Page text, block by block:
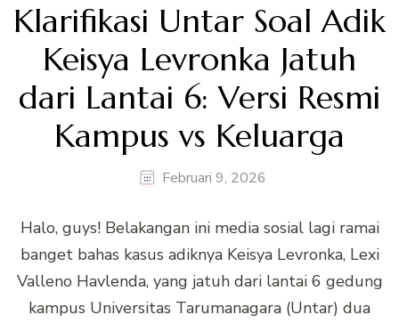
Klarifikasi Untar Soal Adik
Keisya Levronka Jatuh
dari Lantai 6: Versi Resmi
Kampus vs Keluarga
Februari 9, 2026
Halo, guys! Belakangan ini media sosial lagi ramai
banget bahas kasus adiknya Keisya Levronka, Lexi
Valleno Havlenda, yang jatuh dari lantai 6 gedung
kampus Universitas Tarumanagara (Untar) dua